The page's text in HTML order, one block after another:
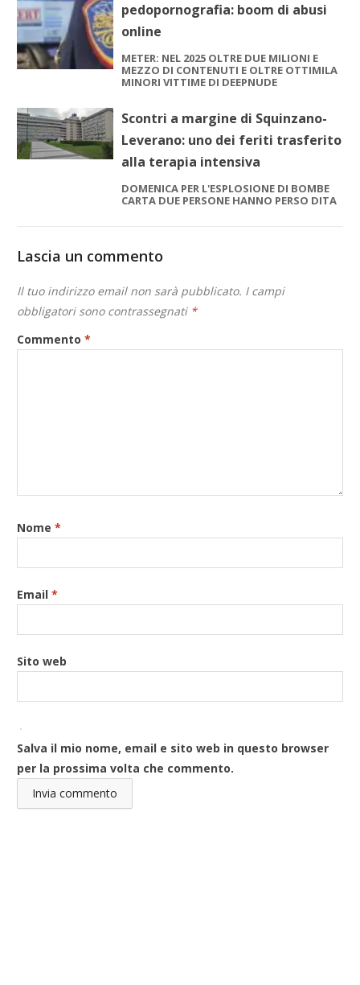
pedopornografia: boom di abusi
online
METER: NEL 2025 OLTRE DUE MILIONI E
MEZZO DI CONTENUTI E OLTRE OTTIMILA
MINORI VITTIME DI DEEPNUDE
Scontri a margine di Squinzano-
Leverano: uno dei feriti trasferito
alla terapia intensiva
DOMENICA PER L'ESPLOSIONE DI BOMBE
CARTA DUE PERSONE HANNO PERSO DITA
Lascia un commento
Il tuo indirizzo email non sarà pubblicato. I campi
obbligatori sono contrassegnati *
Commento*
Nome*
Email*
Sito web
Salva il mio nome, email e sito web in questo browser
per la prossima volta che commento.